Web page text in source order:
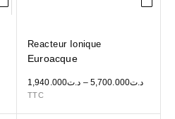
Reacteur Ionique
Euroacque
د.ت1,940.000 – د.ت5,700.000
TTC